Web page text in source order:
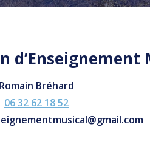
d’Enseignement
Romain Bréhard
06 32 62 18 52